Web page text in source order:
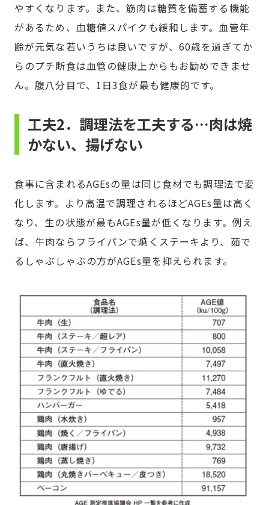
やすくなります。また、筋肉は糖質を備蓄する機能
があるため、血糖値スパイクも緩和します。血管年
齢が元気な若いうちは良いですが、60歳を過ぎてか
らのプチ断食は血管の健康上からもお勧めできませ
ん。腹八分目で、1日3食が最も健康的です。
工夫2．調理法を工夫する…肉は焼
かない、揚げない
食事に含まれるAGEsの量は同じ食材でも調理法で変
化します。より高温で調理されるほどAGEs量は高く
なり、生の状態が最もAGEs量が低くなります。例え
ば、牛肉ならフライパンで焼くステーキより、茹で
るしゃぶしゃぶの方がAGEs量を抑えられます。